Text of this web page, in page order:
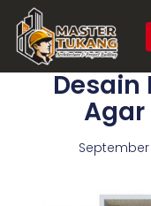
Desain
Agar
September